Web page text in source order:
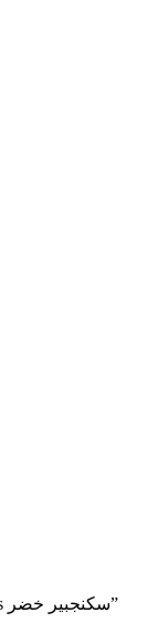
Soyez le premier à laisser votre avis sur “Racine de gingembre frais سكنجبير خضر”